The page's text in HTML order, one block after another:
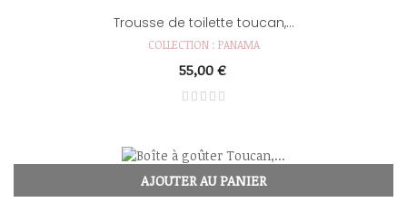
Trousse de toilette toucan,...
COLLECTION : PANAMA
55,00 €
AJOUTER AU PANIER